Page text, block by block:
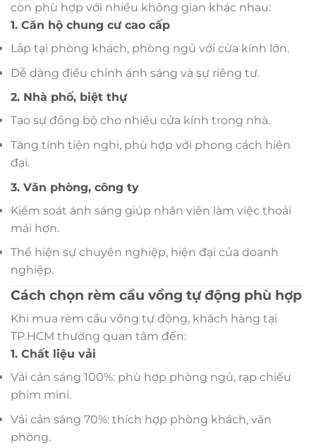
còn phù hợp với nhiều không gian khác nhau:
1. Căn hộ chung cư cao cấp
Lắp tại phòng khách, phòng ngủ với cửa kính lớn.
Dễ dàng điều chỉnh ánh sáng và sự riêng tư.
2. Nhà phố, biệt thự
Tạo sự đồng bộ cho nhiều cửa kính trong nhà.
Tăng tính tiện nghi, phù hợp với phong cách hiện
đại.
3. Văn phòng, công ty
Kiểm soát ánh sáng giúp nhân viên làm việc thoải
mái hơn.
Thể hiện sự chuyên nghiệp, hiện đại của doanh
nghiệp.
Cách chọn rèm cầu vồng tự động phù hợp
Khi mua rèm cầu vồng tự động, khách hàng tại
TP.HCM thường quan tâm đến:
1. Chất liệu vải
Vải cản sáng 100%: phù hợp phòng ngủ, rạp chiếu
phim mini.
Vải cản sáng 70%: thích hợp phòng khách, văn
phòng.